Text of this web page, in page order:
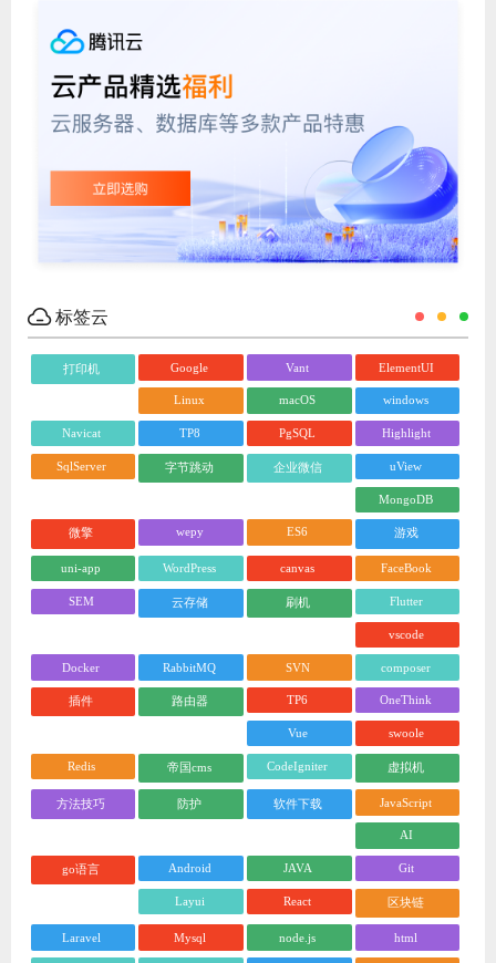
标签云
打印机 Google Vant ElementUI
Linux macOS windows
Navicat TP8 PgSQL Highlight
SqlServer 字节跳动 企业微信 uView
MongoDB
微擎 wepy ES6 游戏
uni-app WordPress canvas FaceBook
SEM 云存储 刷机 Flutter
vscode
Docker RabbitMQ SVN composer
插件 路由器 TP6 OneThink
Vue swoole
Redis 帝国cms CodeIgniter 虚拟机
方法技巧 防护 软件下载 JavaScript
AI
go语言 Android JAVA Git
Layui React 区块链
Laravel Mysql node.js html